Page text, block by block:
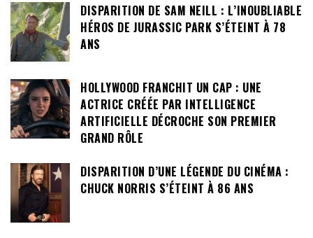
DISPARITION DE SAM NEILL : L’INOUBLIABLE
HÉROS DE JURASSIC PARK S’ÉTEINT À 78
ANS
HOLLYWOOD FRANCHIT UN CAP : UNE
ACTRICE CRÉÉE PAR INTELLIGENCE
ARTIFICIELLE DÉCROCHE SON PREMIER
GRAND RÔLE
DISPARITION D’UNE LÉGENDE DU CINÉMA :
CHUCK NORRIS S’ÉTEINT À 86 ANS